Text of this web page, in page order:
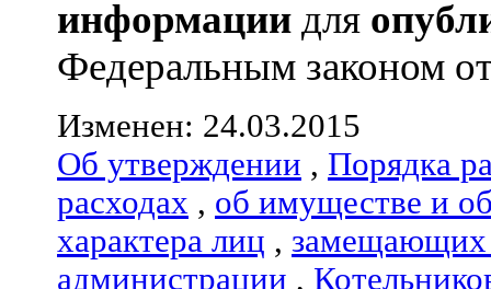
информации для
Федеральным законом
Изменен: 24.03.2015
Об утверждении , Порядка
расходах , об имуществе и
характера лиц , замещающих
администрации ,